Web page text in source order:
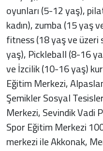
oyunları (5-12 yaş),
kadın), zumba (15 yaş
fitness (18 yaş ve üzeri
yaş), Pickleball (8-16
ve İzcilik (10-16 yaş)
Eğitim Merkezi,
Şemikler Sosyal
Merkezi, Sevindik Vadi
Spor Eğitim Merkezi
merkezi ile Akkonak,